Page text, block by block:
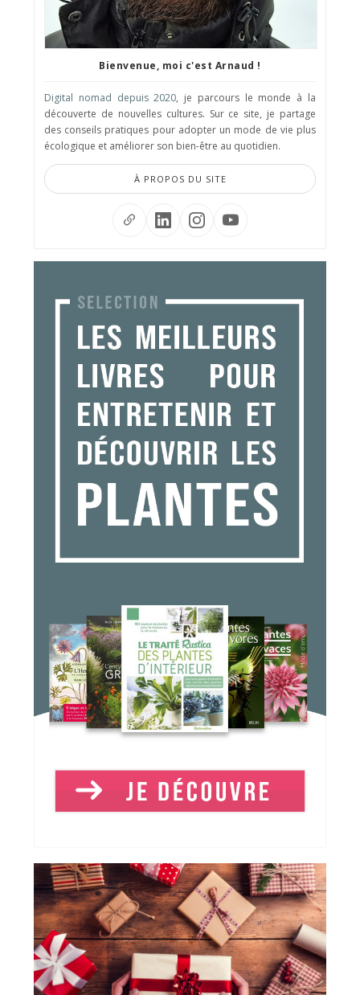
Bienvenue, moi c'est Arnaud !
Digital nomad depuis 2020, je parcours le monde à la
découverte de nouvelles cultures. Sur ce site, je partage
des conseils pratiques pour adopter un mode de vie plus
écologique et améliorer son bien-être au quotidien.
À PROPOS DU SITE